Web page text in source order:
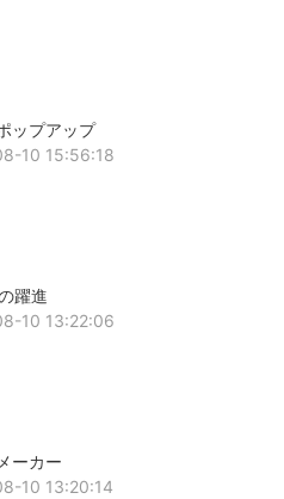
ップアップ
10 15:56:18
躍進
10 13:22:06
ーカー
10 13:20:14